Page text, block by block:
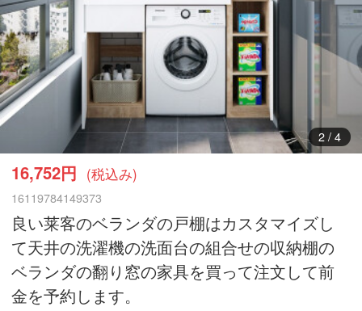
3/ 4
16,752円 (税込み)
16119784149373
良い莱客のベランダの戸棚はカスタマイズし
て天井の洗濯機の洗面台の組合せの収納棚の
ベランダの翻り窓の家具を買って注文して前
金を予約します。